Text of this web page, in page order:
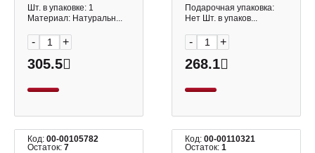
сплош.тисн. 5,2-073-
211-0 Imige
Шт. в упаковке: 1
Материал: Натуральн...
- +
305.5
5,2-055-203-0 Imige
Подарочная упаковка:
Нет Шт. в упаков...
- +
268.1
Код: 00-00105782
Остаток: 7
Код:00-00110321
Остаток:1